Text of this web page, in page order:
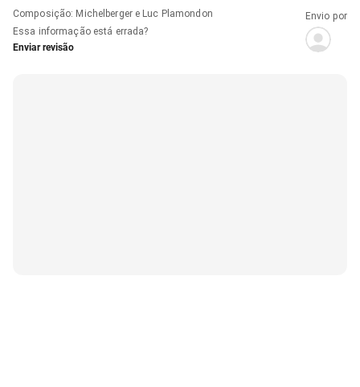
Composição: Michelberger e Luc Plamondon
Essa informação está errada?
Enviar revisão
Envio por